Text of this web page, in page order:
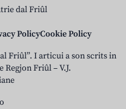
dal Friûl
PolicyCookie Policy
Friûl”. I articui a son scrits in
Friûl – V.J.